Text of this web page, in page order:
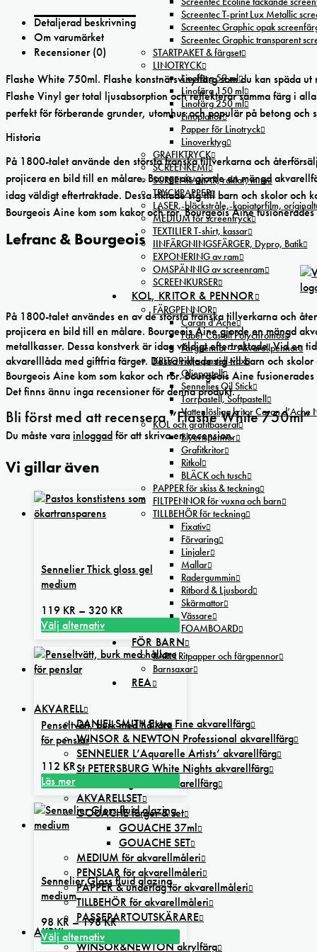
Screentec T-print Lux Metallic
Screentec Graphic opak
Screentec Graphic transparent
STARTPAKET & färgset
LINOTRYCK
Linofärg 59 ml
Linofärg 150 ml
Linofärg 250 ml
Linoplattor
Papper för Linotryck
Linoverktyg
GRAFIKTRYCK
SCREENKEMI
SCREENRAMAR, raklar, m.m
TRYCKPAPPER
LASER,-bläckstråle,-kopiatorfilm,
MEDIUM för screentryck
TEXTILIER T-shirt, kassar
IINFÄRGNINGSFÄRGER, Dypro, Batik
EXPONERING av ram
OMSPÄNNIG av screenram
SCREENKURSER
KOL, KRITOR & PENNOR
FÄRGPENNOR
Caran d’Ache
Faber Castell Polychromos
Färgpennor – Akvarellpennor
KRITOR olje-pastell-vax
Oljepastell
Sennelier Oil Stick
Torrpastell, Softpastell
Vattenlösliga kritor Caran d’Ache
KOL och grafitbaserat
Blyertspennor
Grafitkritor
Ritkol
BLÄCK och tusch
PAPPER för skiss & teckning
FILTPENNOR för vuxna och barn
TILLBEHÖR för teckning
Fixativ
Förvaring
Linjaler
Mallar
Radergummin
Ritbord & Ljusbord
Skärmattor
Vässare
FOAMBOARD
FÖR BARN
BARN Ritpapper och färgpennor
Barnsaxar
REA
AKVARELL
DANIEL SMITH Extra Fine akvarellfärg
WINSOR & NEWTON Professional akvarellfärg
SENNELIER L’Aquarelle Artists’ akvarellfärg
St PETERSBURG White Nights akvarellfärg
KREMER Pigmente akvarellfärg
AKVARELLSET
GOUACHE färger & set
GOUACHE 37ml
GOUACHE SET
MEDIUM för akvarellmåleri
PENSLAR för akvarellmåleri
PAPPER & underlag för akvarellmåleri
TILLBEHÖR för akvarellmåleri
PASSEPARTOUTSKÄRARE
AKRYL
WINSOR&NEWTON akrylfärg
Detaljerad beskrivning
Om varumärket
Recensioner (0)
Flashe White 750ml. Flashe konstnärsvinylfärg som du kan späda
Flashe Vinyl ger total ljusabsorption och reflekterar samma färg i
perfekt för förberande grunder, utomhus och populär på betong
Historia
På 1800-talet använde den största franska tillverkarna och
projicera en bild till en målare. Bourgeois gjorde en mängd
idag väldigt eftertraktade. Dessa riktade sig till barn och skolor
Bourgeois Aine kom som kakor och rör. Bourgeois Aine
Lefranc & Bourgeois
På 1800-talet användes en av de största franska tillverkarna och
projicera en bild till en målare. Bourgeois Aine gjorde en mängd
metallkasser. Dessa konstverk är idag väldigt eftertraktade. Vid en
akvarelllåda med giftfria färger. Dessa riktade sig till barn och
Bourgeois Aine kom som kakor och rör. Bourgeois Aine
Det finns ännu inga recensioner för denna produkt.
Bli först med att recensera ”Flashe White 750ml”
Du måste varainloggadför att skriva en recension.
Vi gillar även
Sennelier Thick gloss gel
medium
119 KR – 320 KR Prisintervall:
till
320 kr
Välj alternativ
här
produkten
varianter.
De
olika
alternativen
kan
väljas
på
produktsidan
Penseltvätt, burk med hållare
för penslar
112 KR
Läs mer
Sennelier Gloss fluid glazing
medium
98 KR –198KRPrisintervall:
Välj alternativ